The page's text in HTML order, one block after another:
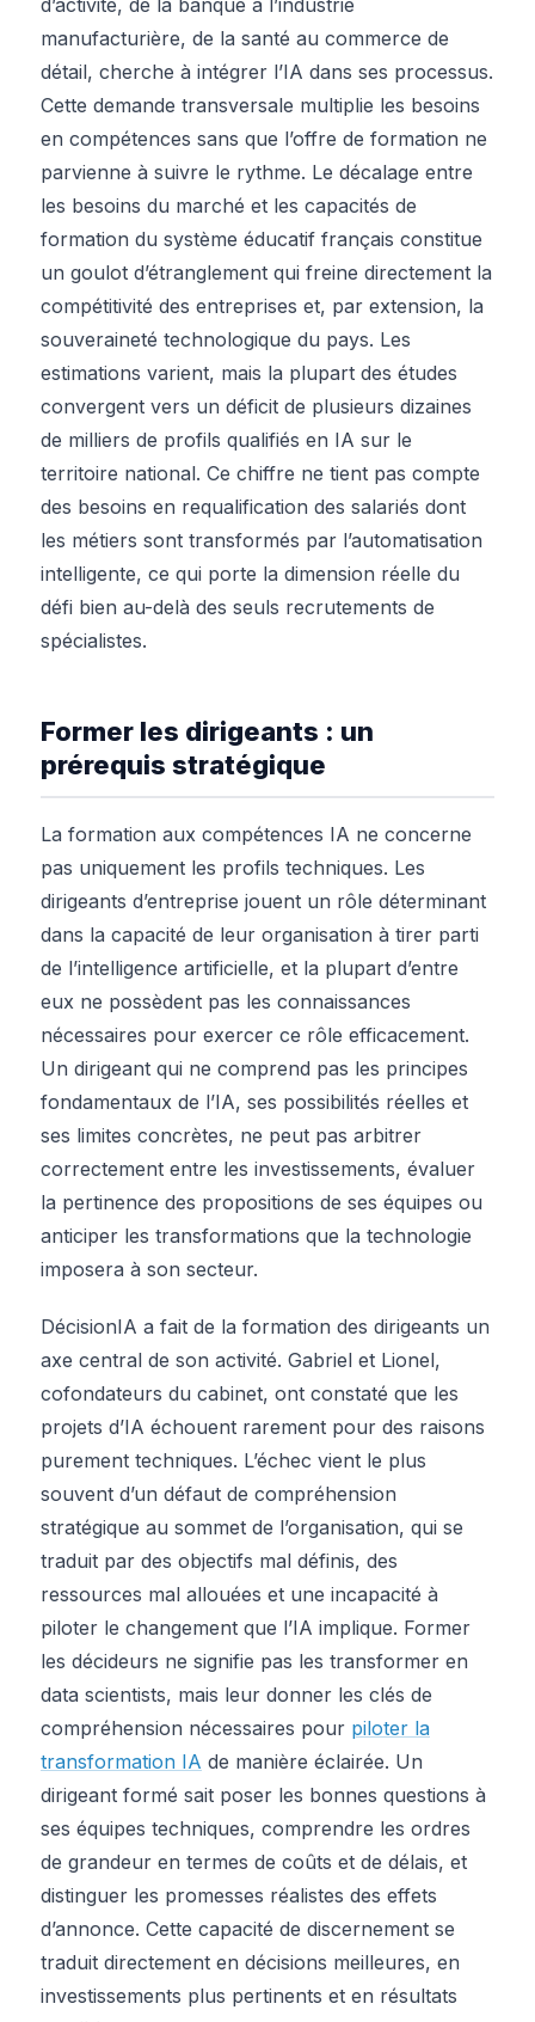
manufacturière, de la santé au commerce de
détail, cherche à intégrer l’IA dans ses processus.
Cette demande transversale multiplie les besoins
en compétences sans que l’offre de formation ne
parvienne à suivre le rythme. Le décalage entre
les besoins du marché et les capacités de
formation du système éducatif français constitue
un goulot d’étranglement qui freine directement la
compétitivité des entreprises et, par extension, la
souveraineté technologique du pays. Les
estimations varient, mais la plupart des études
convergent vers un déficit de plusieurs dizaines
de milliers de profils qualifiés en IA sur le
territoire national. Ce chiffre ne tient pas compte
des besoins en requalification des salariés dont
les métiers sont transformés par l’automatisation
intelligente, ce qui porte la dimension réelle du
défi bien au-delà des seuls recrutements de
spécialistes.
Former les dirigeants : un
prérequis stratégique
La formation aux compétences IA ne concerne
pas uniquement les profils techniques. Les
dirigeants d’entreprise jouent un rôle déterminant
dans la capacité de leur organisation à tirer parti
de l’intelligence artificielle, et la plupart d’entre
eux ne possèdent pas les connaissances
nécessaires pour exercer ce rôle efficacement.
Un dirigeant qui ne comprend pas les principes
fondamentaux de l’IA, ses possibilités réelles et
ses limites concrètes, ne peut pas arbitrer
correctement entre les investissements, évaluer
la pertinence des propositions de ses équipes ou
anticiper les transformations que la technologie
imposera à son secteur.
DécisionIA a fait de la formation des dirigeants un
axe central de son activité. Gabriel et Lionel,
cofondateurs du cabinet, ont constaté que les
projets d’IA échouent rarement pour des raisons
purement techniques. L’échec vient le plus
souvent d’un défaut de compréhension
stratégique au sommet de l’organisation, qui se
traduit par des objectifs mal définis, des
ressources mal allouées et une incapacité à
piloter le changement que l’IA implique. Former
les décideurs ne signifie pas les transformer en
data scientists, mais leur donner les clés de
compréhension nécessaires pour piloter la
transformation IA de manière éclairée. Un
dirigeant formé sait poser les bonnes questions à
ses équipes techniques, comprendre les ordres
de grandeur en termes de coûts et de délais, et
distinguer les promesses réalistes des effets
d’annonce. Cette capacité de discernement se
traduit directement en décisions meilleures, en
investissements plus pertinents et en résultats